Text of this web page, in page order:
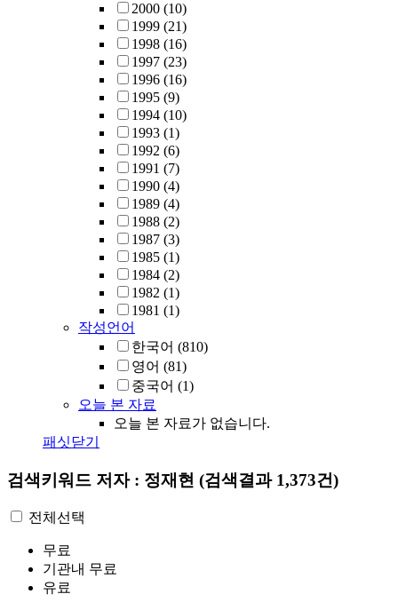
2000 (10)
1999 (21)
1998 (16)
1997 (23)
1996 (16)
1995 (9)
1994 (10)
1993 (1)
1992 (6)
1991 (7)
1990 (4)
1989 (4)
1988 (2)
1987 (3)
1985 (1)
1984 (2)
1982 (1)
1981 (1)
작성언어
한국어 (810)
영어 (81)
중국어 (1)
오늘 본 자료
오늘 본 자료가 없습니다.
패싯닫기
검색키워드 저자 : 정재현 (검색결과 1,373건)
전체선택
무료
기관내 무료
유료